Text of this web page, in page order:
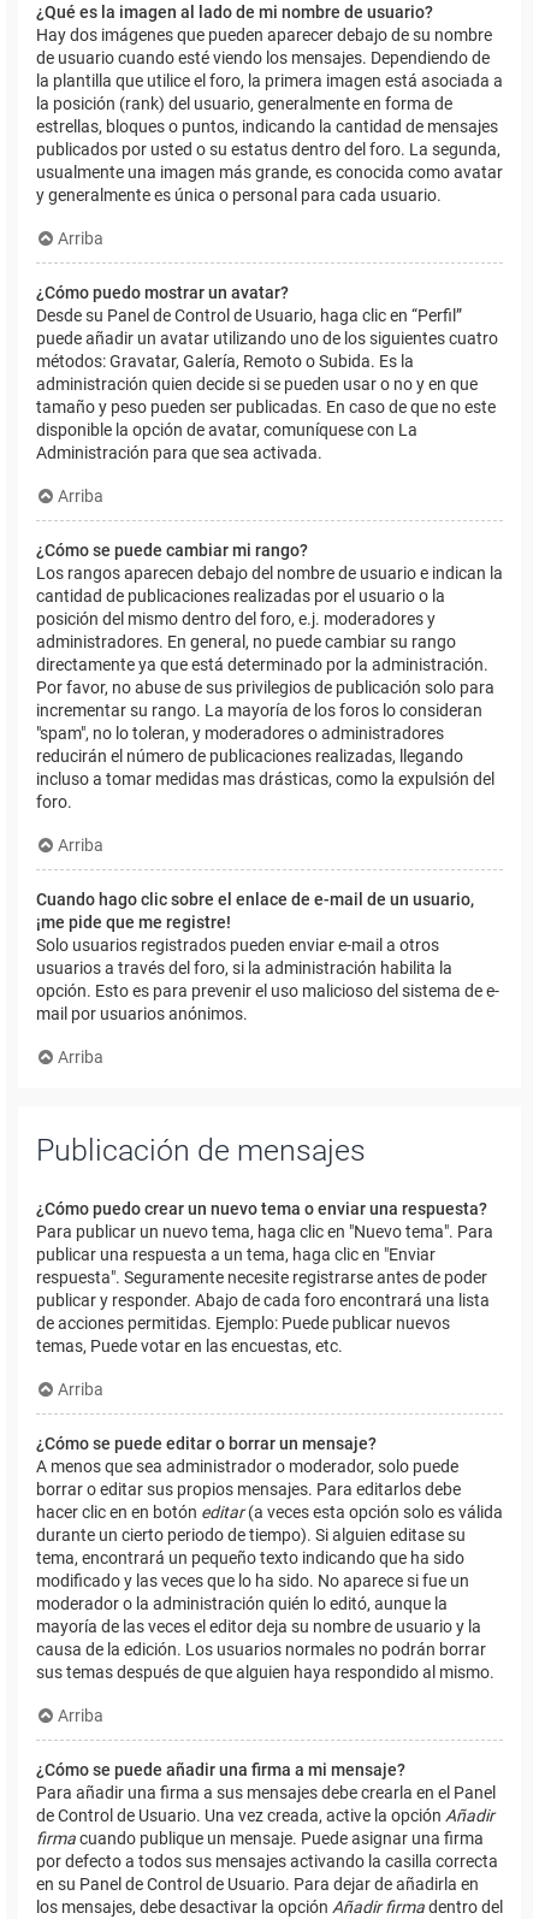
¿Qué es la imagen al lado de mi nombre de usuario?
Hay dos imágenes que pueden aparecer debajo de su nombre
de usuario cuando esté viendo los mensajes. Dependiendo de
la plantilla que utilice el foro, la primera imagen está asociada a
la posición (rank) del usuario, generalmente en forma de
estrellas, bloques o puntos, indicando la cantidad de mensajes
publicados por usted o su estatus dentro del foro. La segunda,
usualmente una imagen más grande, es conocida como avatar
y generalmente es única o personal para cada usuario.
Arriba
¿Cómo puedo mostrar un avatar?
Desde su Panel de Control de Usuario, haga clic en “Perfil”
puede añadir un avatar utilizando uno de los siguientes cuatro
métodos: Gravatar, Galería, Remoto o Subida. Es la
administración quien decide si se pueden usar o no y en que
tamaño y peso pueden ser publicadas. En caso de que no este
disponible la opción de avatar, comuníquese con La
Administración para que sea activada.
Arriba
¿Cómo se puede cambiar mi rango?
Los rangos aparecen debajo del nombre de usuario e indican la
cantidad de publicaciones realizadas por el usuario o la
posición del mismo dentro del foro, e.j. moderadores y
administradores. En general, no puede cambiar su rango
directamente ya que está determinado por la administración.
Por favor, no abuse de sus privilegios de publicación solo para
incrementar su rango. La mayoría de los foros lo consideran
"spam", no lo toleran, y moderadores o administradores
reducirán el número de publicaciones realizadas, llegando
incluso a tomar medidas mas drásticas, como la expulsión del
foro.
Arriba
Cuando hago clic sobre el enlace de e-mail de un usuario,
¡me pide que me registre!
Solo usuarios registrados pueden enviar e-mail a otros
usuarios a través del foro, si la administración habilita la
opción. Esto es para prevenir el uso malicioso del sistema de e-
mail por usuarios anónimos.
Arriba
Publicación de mensajes
¿Cómo puedo crear un nuevo tema o enviar una respuesta?
Para publicar un nuevo tema, haga clic en "Nuevo tema". Para
publicar una respuesta a un tema, haga clic en "Enviar
respuesta". Seguramente necesite registrarse antes de poder
publicar y responder. Abajo de cada foro encontrará una lista
de acciones permitidas. Ejemplo: Puede publicar nuevos
temas, Puede votar en las encuestas, etc.
Arriba
¿Cómo se puede editar o borrar un mensaje?
A menos que sea administrador o moderador, solo puede
borrar o editar sus propios mensajes. Para editarlos debe
hacer clic en en botón editar(a veces esta opción solo es válida
durante un cierto periodo de tiempo). Si alguien editase su
tema, encontrará un pequeño texto indicando que ha sido
modificado y las veces que lo ha sido. No aparece si fue un
moderador o la administración quién lo editó, aunque la
mayoría de las veces el editor deja su nombre de usuario y la
causa de la edición. Los usuarios normales no podrán borrar
sus temas después de que alguien haya respondido al mismo.
Arriba
¿Cómo se puede añadir una firma a mi mensaje?
Para añadir una firma a sus mensajes debe crearla en el Panel
de Control de Usuario. Una vez creada, active la opción Añadir
firmacuando publique un mensaje. Puede asignar una firma
por defecto a todos sus mensajes activando la casilla correcta
en su Panel de Control de Usuario. Para dejar de añadirla en
los mensajes, debe desactivar la opción Añadir firmadentro del